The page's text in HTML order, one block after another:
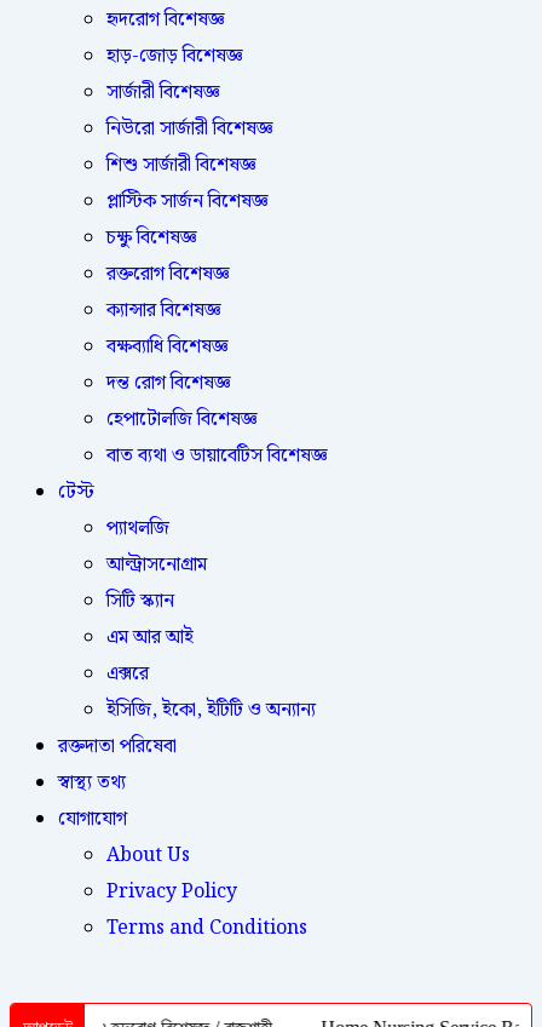
হৃদরোগ বিশেষজ্ঞ
হাড়-জোড় বিশেষজ্ঞ
সার্জারী বিশেষজ্ঞ
নিউরো সার্জারী বিশেষজ্ঞ
শিশু সার্জারী বিশেষজ্ঞ
প্লাস্টিক সার্জন বিশেষজ্ঞ
চক্ষু বিশেষজ্ঞ
রক্তরোগ বিশেষজ্ঞ
ক্যান্সার বিশেষজ্ঞ
বক্ষব্যাধি বিশেষজ্ঞ
দন্ত রোগ বিশেষজ্ঞ
হেপাটোলজি বিশেষজ্ঞ
বাত ব্যথা ও ডায়াবেটিস বিশেষজ্ঞ
টেস্ট
প্যাথলজি
আল্ট্রাসনোগ্রাম
সিটি স্ক্যান
এম আর আই
এক্সরে
ইসিজি, ইকো, ইটিটি ও অন্যান্য
রক্তদাতা পরিষেবা
স্বাস্থ্য তথ্য
যোগাযোগ
About Us
Privacy Policy
Terms and Conditions